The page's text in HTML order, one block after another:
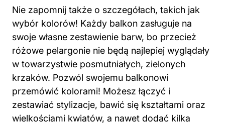
Nie zapomnij także o szczegółach, takich jak
wybór kolorów! Każdy balkon zasługuje na
swoje własne zestawienie barw, bo przecież
różowe pelargonie nie będą najlepiej wyglądały
w towarzystwie posmutniałych, zielonych
krzaków. Pozwól swojemu balkonowi
przemówić kolorami! Możesz łączyć i
zestawiać stylizacje, bawić się kształtami oraz
wielkościami kwiatów, a nawet dodać kilka